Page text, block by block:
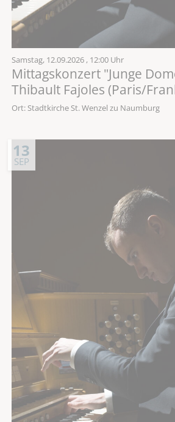
Samstag, 12.09.2026 , 12:00 Uhr
Mittagskonzert "Junge
Thibault Fajoles (Paris/
Ort: Stadtkirche St. Wenzel zu Naumburg
13
SEP